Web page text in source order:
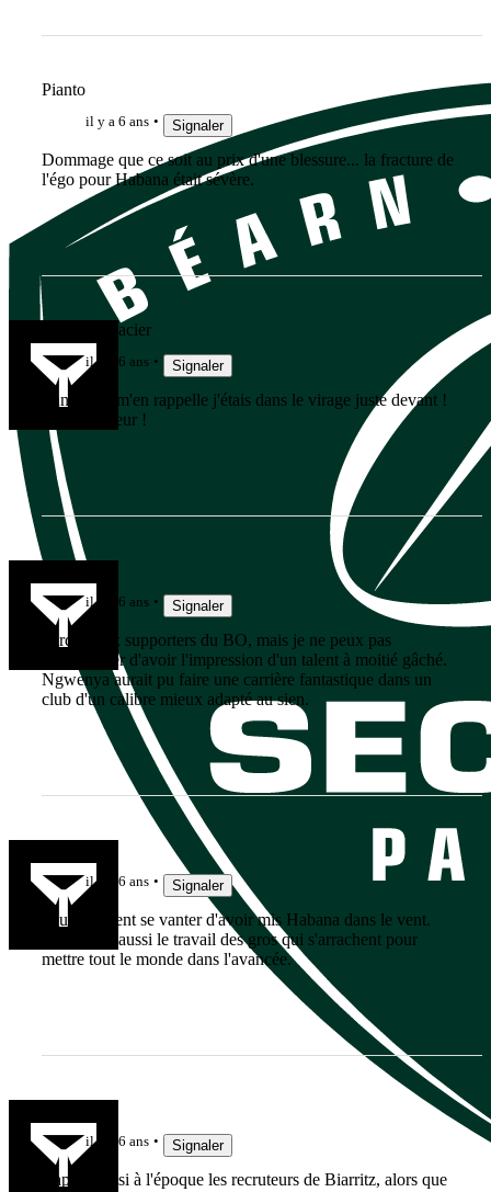
Pianto
il y a 6 ans Signaler
Dommage que ce soit au prix d'une blessure... la fracture de
l'égo pour Habana était sévère.
Fufu Brindacier
il y a 6 ans Signaler
Punaise je m'en rappelle j'étais dans le virage juste devant !
Quel bonheur !
il y a 6 ans Signaler
Pardon aux supporters du BO, mais je ne peux pas
m'empêcher d'avoir l'impression d'un talent à moitié gâché.
Ngwenya aurait pu faire une carrière fantastique dans un
club d'un calibre mieux adapté au sien.
il y a 6 ans Signaler
Peux peuvent se vanter d'avoir mis Habana dans le vent.
Mais il y a aussi le travail des gros qui s'arrachent pour
mettre tout le monde dans l'avancée.
il y a 6 ans Signaler
Rapide aussi à l'époque les recruteurs de Biarritz, alors que